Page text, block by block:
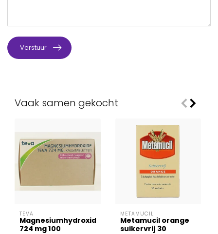
Verstuur
Vaak samen gekocht
TEVA
Magnesiumhydroxide
724 mg 100
METAMUCIL
Metamucil orange
suikervrij 30